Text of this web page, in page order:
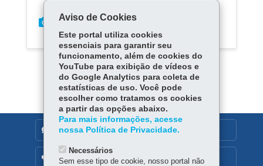
DENUNCIE CORRUPÇÃO
OUVIDORIA
Aviso de Cookies
Este portal utiliza cookies
essenciais para garantir seu
funcionamento, além de cookies do
YouTube para exibição de vídeos e
do Google Analytics para coleta de
estatísticas de uso. Você pode
escolher como tratamos os cookies
a partir das opções abaixo.
Para mais informações, acesse
nossa Política de Privacidade.
Necessários
Sem esse tipo de cookie, nosso portal não